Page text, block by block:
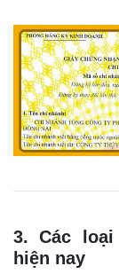
3. Các
hiện nay